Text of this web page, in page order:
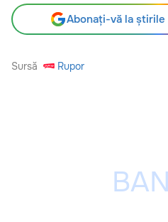
Abonați-vă la știrile
Sursă Rupor